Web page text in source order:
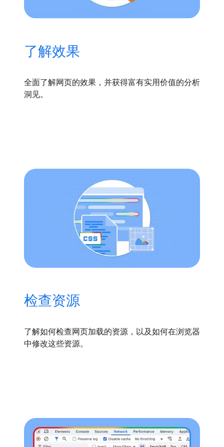
了解效果
全面了解网页的效果，并获得富有实用价值的分析
洞见。
检查资源
了解如何检查网页加载的资源，以及如何在浏览器
中修改这些资源。